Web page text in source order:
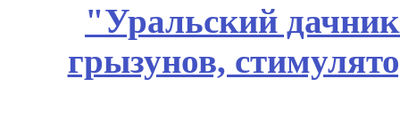
"Уральский
грызунов,